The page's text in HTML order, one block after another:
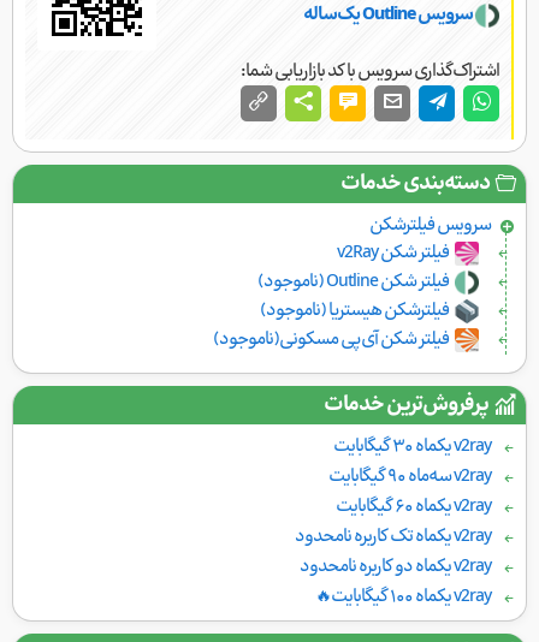
سرویس Outline یک‌ساله
اشتراک‌گذاری سرویس با کد بازاریابی شما:
دسته‌بندی خدمات
سرویس فیلتر‌شکن
فیلتر شکن v2Ray
فیلتر شکن Outline (ناموجود)
فیلترشکن هیستریا (ناموجود)
فیلتر شکن آی‌پی مسکونی(ناموجود)
پرفروش‌ترین خدمات
v2ray یکماه ۳۰ گیگابایت
v2ray سه‌ماه ۹۰ گیگابایت
v2ray یکماه ۶۰ گیگابایت
v2ray یکماه تک کاربره نامحدود
v2ray یکماه دو کاربره نامحدود
v2ray یکماه ۱۰۰ گیگابایت🔥